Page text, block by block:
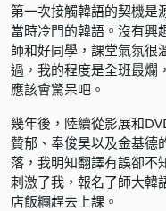
第一次接觸韓語的契機是
當時冷門的韓語。沒有興
師和好同學，課堂氣氛很
過，我的程度是全班最爛
應該會驚呆吧。
幾年後，陸續從影展和
贊郁、奉俊昊以及金基德
落，我明知翻譯有誤卻不
刺激了我，報名了師大韓
店飯糰趕去上課。